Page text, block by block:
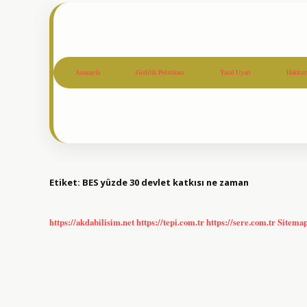
Anasayfa Gizlilik Politikası Yasal Uyarı
Etiket: BES yüzde 30 devlet katkısı ne zaman
https://akdabilisim.nethttps://tepi.com.trhttps://sere.com.tr